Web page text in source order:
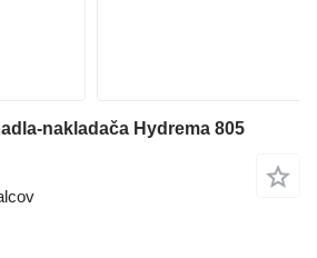
nakladača Hydrema 805